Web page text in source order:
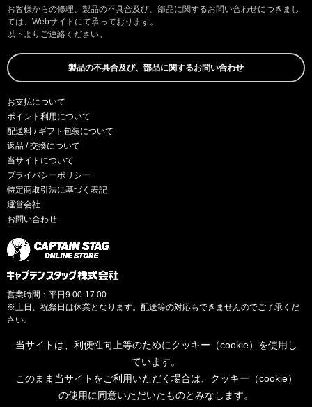
お客様からの修理、製品の不具合及び、部品に関するお問い合わせにつきまし
ては、Webサイトにて承っております。
以下よりご連絡ください。
製品の不具合及び、部品に関するお問い合わせ
お支払について
ポイント利用について
配送料 / ギフト包装について
返品 / 交換について
当サイトについて
プライバシーポリシー
特定商取引法に基づく表記
運営会社
お問い合わせ
営業時間：平日9:00-17:00
※土日、祝祭日は休業となります。配送等の対応もできませんのでご了承くだ
さい。
当サイトは、利便性向上等のためにクッキー（cookie）を使用し
ています。
このまま当サイトをご利用いただく場合は、クッキー（cookie）
の使用に同意いただいたものとみなします。